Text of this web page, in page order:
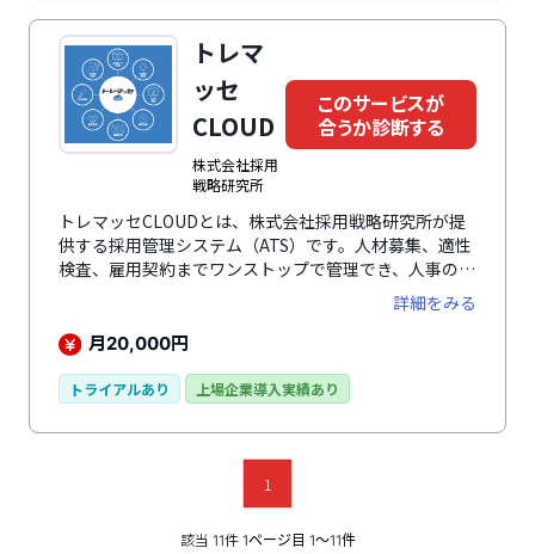
るだけで完了。テレワーク中の従業員のストレス対策に
も最適です。活用方法をレクチャーするオンボーディン
グ、調査開始から運用までを伴走するカスタマーサクセ
ス、豊富な人事ナレッジ、その他、サーベイ結果、詳細
なレポートの提出の対応など豊富なサポートで安心・安
全に利用できます。
トレマ
ッセ
CLOUD
株式会社採用
戦略研究所
このサービスが
合うか診断する
トレマッセCLOUDとは、株式会社採用戦略研究所が提
供する採用管理システム（ATS）です。人材募集、適性
検査、雇用契約までワンストップで管理でき、人事の業
務効率化・均一化が可能です。求職者を集めるための自
社採用サイトを簡単に作成でき、大手求人検索エンジン
に一括掲載し多くの求職者にPRが可能です。求職者を
性人材の採用など、自社にマッチする最適な人材の獲得
書、機密保持契約書（NDA）など、採用～入社手続きに
いたるまでがこのシステム一つで行えるようになりま
す。ほかにも採用管理システム機能を持ち合わせてお
り、採用新着管理や従業員管理が行えます。部分的に切
り取って「採用サイト構築」のみの導入もできるのが特
詳細をみる
月20,000円
トライアルあり 上場企業導入実績あり
1
該当 11件 1ページ目 1〜11件